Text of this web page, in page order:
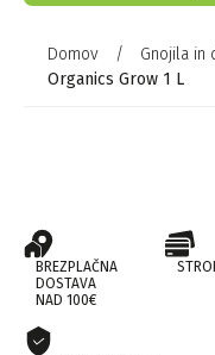
Domov / Gnojila in
Organics Grow 1 L
BREZPLAČNA
DOSTAVA
NAD 100€